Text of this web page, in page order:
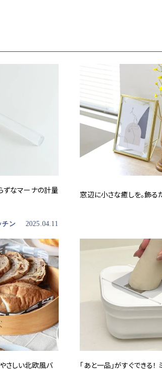
ずなマーナの計量
チン 2025.04.11
窓辺に小さな癒しを。飾
さしい北欧風バ
「あと一品」がすぐできる